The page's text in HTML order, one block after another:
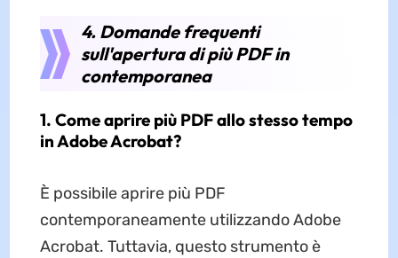
4. Domande frequenti
sull'apertura di più PDF in
contemporanea
1. Come aprire più PDF allo stesso tempo
in Adobe Acrobat?
È possibile aprire più PDF
contemporaneamente utilizzando Adobe
Acrobat. Tuttavia, questo strumento è